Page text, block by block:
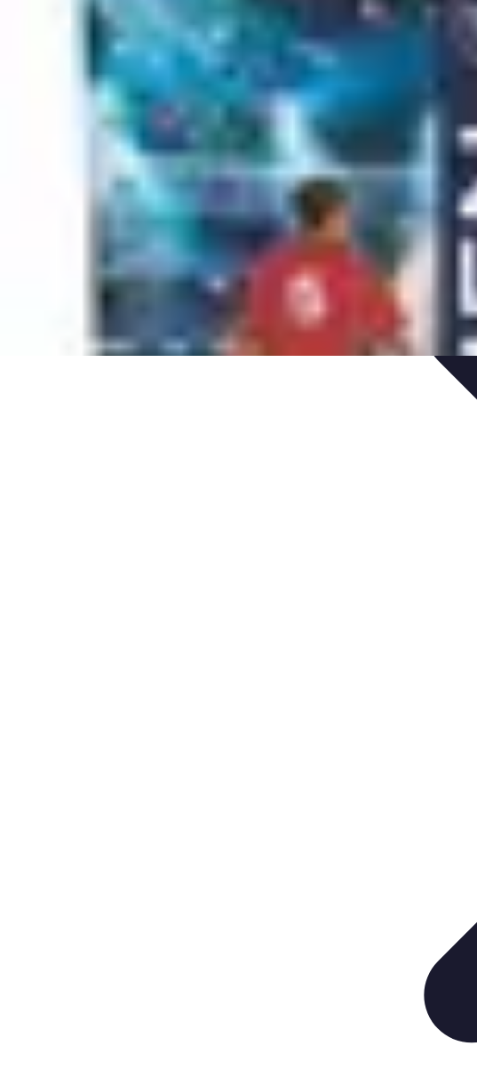
Revente Cadeaux Noël
Stratégies de Revente
Conseils pratiques Préparation à la revente
Revente Cadeaux Noël